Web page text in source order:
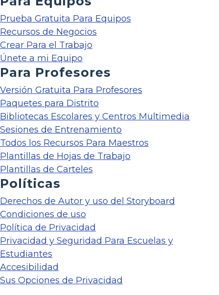
Prueba Gratuita Para Equipos
Recursos de Negocios
Crear Para el Trabajo
Únete a mi Equipo
Para Profesores
Versión Gratuita Para Profesores
Paquetes para Distrito
Bibliotecas Escolares y Centros Multimedia
Sesiones de Entrenamiento
Todos los Recursos Para Maestros
Plantillas de Hojas de Trabajo
Plantillas de Carteles
Políticas
Derechos de Autor y uso del Storyboard
Condiciones de uso
Política de Privacidad
Privacidad y Seguridad Para Escuelas y
Estudiantes
Accesibilidad
Sus Opciones de Privacidad